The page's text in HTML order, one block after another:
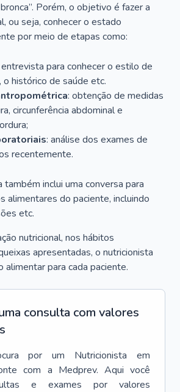
Porém, o objetivo é fazer a
ou seja, conhecer o estado
por meio de etapas como:
para conhecer o estilo de
o histórico de saúde etc.
: obtenção de medidas
circunferência abdominal e
: análise dos exames de
recentemente.
inclui uma conversa para
alimentares do paciente, incluindo
etc.
nutricional, nos hábitos
apresentadas, o nutricionista
alimentar para cada paciente.
consulta com valores
por um Nutricionista
em
com a Medprev. Aqui você
e exames por valores